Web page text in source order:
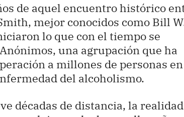
de aquel encuentro histórico
mejor conocidos como Bill
lo que con el tiempo se
una agrupación que ha
a millones de personas
del alcoholismo.
décadas de distancia, la